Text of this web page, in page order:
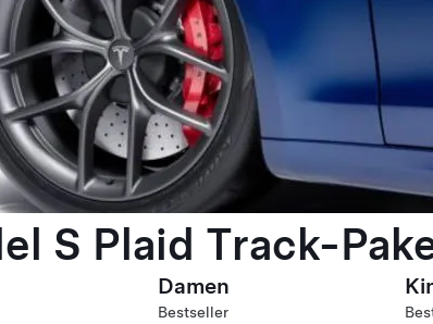
S Plaid Track-
Damen
Bestseller